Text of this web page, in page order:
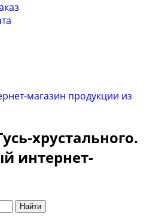
хрустального.
интернет-
Найти